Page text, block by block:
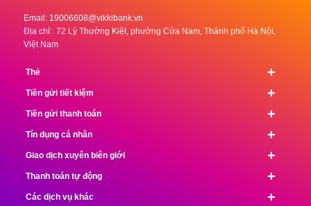
Email: 19006608@vikkibank.vn
Địa chỉ: 72 Lý Thường Kiệt, phường Cửa Nam, Thành phố Hà Nội,
Việt Nam
+
Thẻ
+
Tiền gửi tiết kiệm
+
Tiền gửi thanh toán
+
Tín dụng cá nhân
+
Giao dịch xuyên biên giới
+
Thanh toán tự động
+
Các dịch vụ khác